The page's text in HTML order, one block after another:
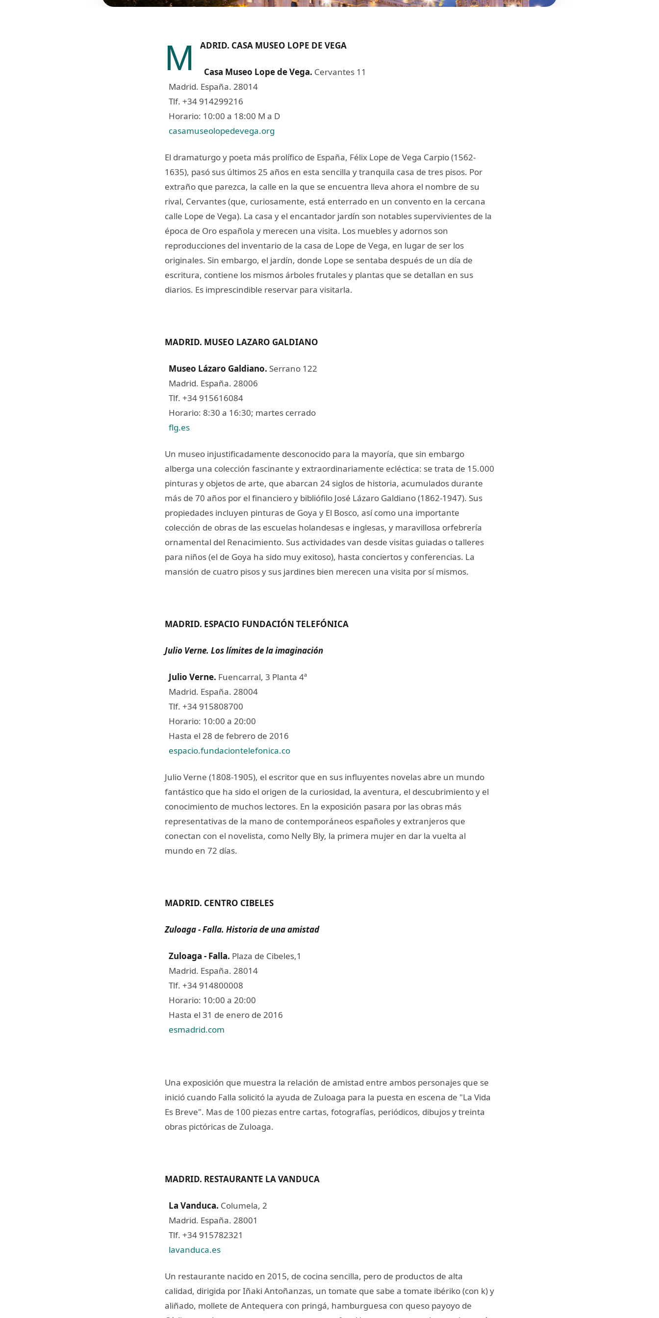
M ADRID. CASA MUSEO LOPE DE VEGA
Casa Museo Lope de Vega. Cervantes 11
Madrid. España. 28014
Tlf. +34 914299216
Horario: 10:00 a 18:00 M a D
casamuseolopedevega.org
El dramaturgo y poeta más prolífico de España, Félix Lope de Vega Carpio (1562-
1635), pasó sus últimos 25 años en esta sencilla y tranquila casa de tres pisos. Por
extraño que parezca, la calle en la que se encuentra lleva ahora el nombre de su
rival, Cervantes (que, curiosamente, está enterrado en un convento en la cercana
calle Lope de Vega). La casa y el encantador jardín son notables supervivientes de la
época de Oro española y merecen una visita. Los muebles y adornos son
reproducciones del inventario de la casa de Lope de Vega, en lugar de ser los
originales. Sin embargo, el jardín, donde Lope se sentaba después de un día de
escritura, contiene los mismos árboles frutales y plantas que se detallan en sus
diarios. Es imprescindible reservar para visitarla.
MADRID. MUSEO LAZARO GALDIANO
Museo Lázaro Galdiano. Serrano 122
Madrid. España. 28006
Tlf. +34 915616084
Horario: 8:30 a 16:30; martes cerrado
flg.es
Un museo injustificadamente desconocido para la mayoría, que sin embargo
alberga una colección fascinante y extraordinariamente ecléctica: se trata de 15.000
pinturas y objetos de arte, que abarcan 24 siglos de historia, acumulados durante
más de 70 años por el financiero y bibliófilo José Lázaro Galdiano (1862-1947). Sus
propiedades incluyen pinturas de Goya y El Bosco, así como una importante
colección de obras de las escuelas holandesas e inglesas, y maravillosa orfebrería
ornamental del Renacimiento. Sus actividades van desde visitas guiadas o talleres
para niños (el de Goya ha sido muy exitoso), hasta conciertos y conferencias. La
mansión de cuatro pisos y sus jardines bien merecen una visita por sí mismos.
MADRID. ESPACIO FUNDACIÓN TELEFÓNICA
Julio Verne. Los límites de la imaginación
Julio Verne. Fuencarral, 3 Planta 4ª
Madrid. España. 28004
Tlf. +34 915808700
Horario: 10:00 a 20:00
Hasta el 28 de febrero de 2016
espacio.fundaciontelefonica.co
Julio Verne (1808-1905), el escritor que en sus influyentes novelas abre un mundo
fantástico que ha sido el origen de la curiosidad, la aventura, el descubrimiento y el
conocimiento de muchos lectores. En la exposición pasara por las obras más
representativas de la mano de contemporáneos españoles y extranjeros que
conectan con el novelista, como Nelly Bly, la primera mujer en dar la vuelta al
mundo en 72 días.
MADRID. CENTRO CIBELES
Zuloaga - Falla. Historia de una amistad
Zuloaga - Falla. Plaza de Cibeles,1
Madrid. España. 28014
Tlf. +34 914800008
Horario: 10:00 a 20:00
Hasta el 31 de enero de 2016
esmadrid.com
Una exposición que muestra la relación de amistad entre ambos personajes que se
inició cuando Falla solicitó la ayuda de Zuloaga para la puesta en escena de "La Vida
Es Breve". Mas de 100 piezas entre cartas, fotografías, periódicos, dibujos y treinta
obras pictóricas de Zuloaga.
MADRID. RESTAURANTE LA VANDUCA
La Vanduca. Columela, 2
Madrid. España. 28001
Tlf. +34 915782321
lavanduca.es
Un restaurante nacido en 2015, de cocina sencilla, pero de productos de alta
calidad, dirigida por Iñaki Antoñanzas, un tomate que sabe a tomate ibériko (con k) y
aliñado, mollete de Antequera con pringá, hamburguesa con queso payoyo de